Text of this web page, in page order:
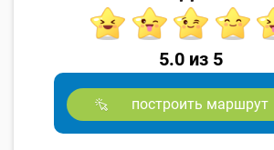
5.0 из 5
построить маршрут